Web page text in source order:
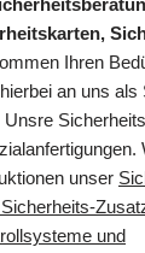
Ihren
an uns
unser
und